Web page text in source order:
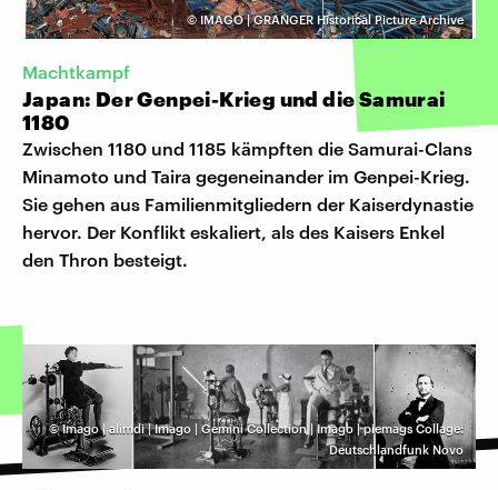
©IMAGO | GRANGER Historical Picture Archive
Machtkampf
Japan: Der Genpei-Krieg und die Samurai
1180
Zwischen 1180 und 1185 kämpften die Samurai-Clans
Minamoto und Taira gegeneinander im Genpei-Krieg.
Sie gehen aus Familienmitgliedern der Kaiserdynastie
hervor. Der Konflikt eskaliert, als des Kaisers Enkel
den Thron besteigt.
©Imago | alimdi | Imago | Gemini Collection | Imago | piemags Collage:
Deutschlandfunk Novo